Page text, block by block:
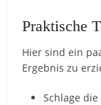
Praktische
Hier sind ein
Ergebnis zu
Schlage